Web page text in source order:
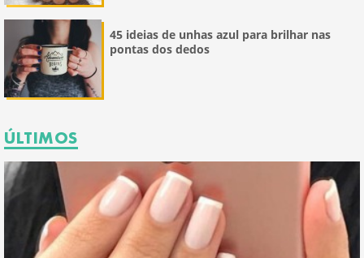
45 ideias de unhas azul para brilhar nas
pontas dos dedos
ÚLTIMOS